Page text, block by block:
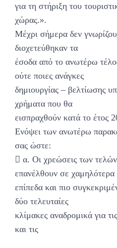
για τη στήριξη του
χώρας.».
Μέχρι σήμερα δεν
διοχετεύθηκαν τα
έσοδα από το ανωτέρω
ούτε ποιες ανάγκες
δημιουργίας – βελτίωσης
χρήματα που θα
εισπραχθούν κατά το έτος
Ενόψει των ανωτέρω
σας ώστε:
 α. Οι χρεώσεις των
επανέλθουν σε χαμηλότερα
επίπεδα και πιο
δύο τελευταίες
κλίμακες αναδρομικά για
και τις